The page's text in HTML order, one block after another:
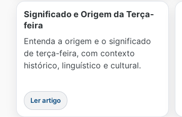
Significado e Origem da Terça-
feira
Entenda a origem e o significado
de terça-feira, com contexto
histórico, linguístico e cultural.
Ler artigo